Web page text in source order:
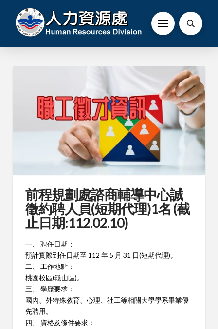
前程規劃處諮商輔導中心誠
徵約聘人員(短期代理)1名 (截
止日期:112.02.10)
一、 聘任日期：
預計實際到任日期至 112 年 5 月 31 日(短期代理)。
二、 工作地點：
桃園校區(龜山區)。
三、 學歷要求：
國內、外特殊教育、心理、社工等相關大學學系畢業優
先聘用。
四、 資格及條件要求：